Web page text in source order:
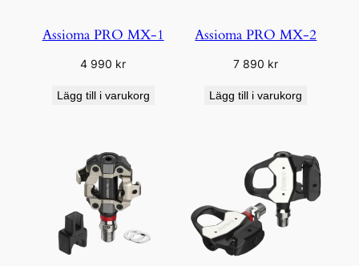
Assioma PRO MX-1
4 990 kr
Lägg till i varukorg
Assioma PRO MX-2
7 890 kr
Lägg till i varukorg